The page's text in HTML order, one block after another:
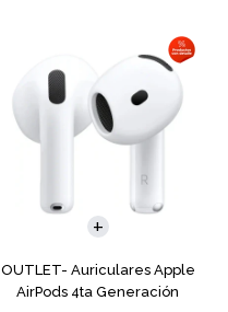
OUTLET- Auriculares Apple
AirPods 4ta Generación